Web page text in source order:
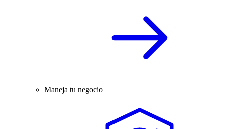
Maneja tu negocio